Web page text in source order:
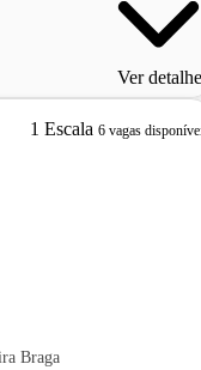
Ver
1 Escala 6 vagas
Braga